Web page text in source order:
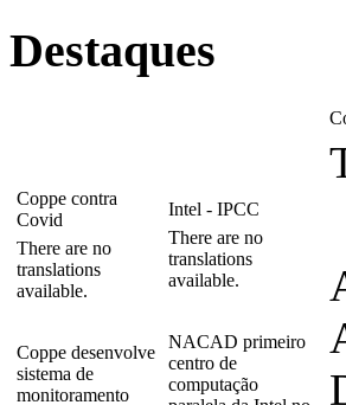
Destaques
Coppe contra
Covid
There are no
translations
available.
Coppe desenvolve
sistema de
monitoramento
Intel - IPCC
There are no
translations
available.
NACAD primeiro
centro de
computação